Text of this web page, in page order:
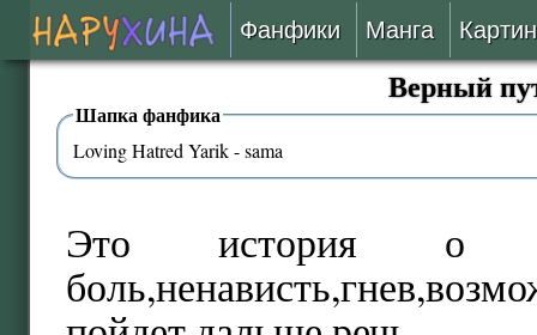
Фанфики
Сборники
Рецензии
Манга
Верный
Шапка фанфика
Loving Hatred Yarik - sama
Это история о